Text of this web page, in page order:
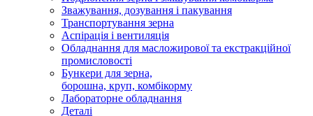
Зважування, дозування і пакування
Транспортування зерна
Аспірація і вентиляція
Обладнання для масложирової та екстракційної
промисловості
Бункери для зерна,
борошна, круп, комбікорму
Лабораторне обладнання
Деталі